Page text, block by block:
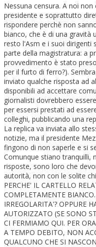
Nessuna censura. A noi
presidente e soprattutto
rispondere perchè non
bianco, che è di una gravità
resto l'Asm e i suoi dirigenti
parte della magistratura: a
provvedimento è stato
per il furto di ferro?).
inviato qualche risposta ad
disponibili ad accettare
giornalisti dovrebbero
per essersi prestati ad
colleghi, pubblicando una
La replica va inviata allo
notizie, ma il presidente
fingono di non saperle e si
Comunque stiano tranquilli,
risposte, sono loro che
autorità, non con le solite
PERCHE' IL CARTELLO
COMPLETAMENTE
IRREGOLARITA'? OPPURE
AUTORIZZATO (SE SONO
CI FERMIAMO QUI. PER
A TEMPO DEBITO, NON
QUALCUNO CHE SI